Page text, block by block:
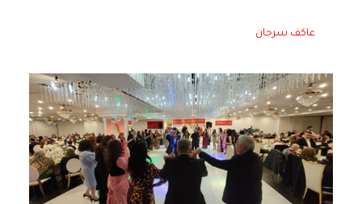
عاكف سرحان